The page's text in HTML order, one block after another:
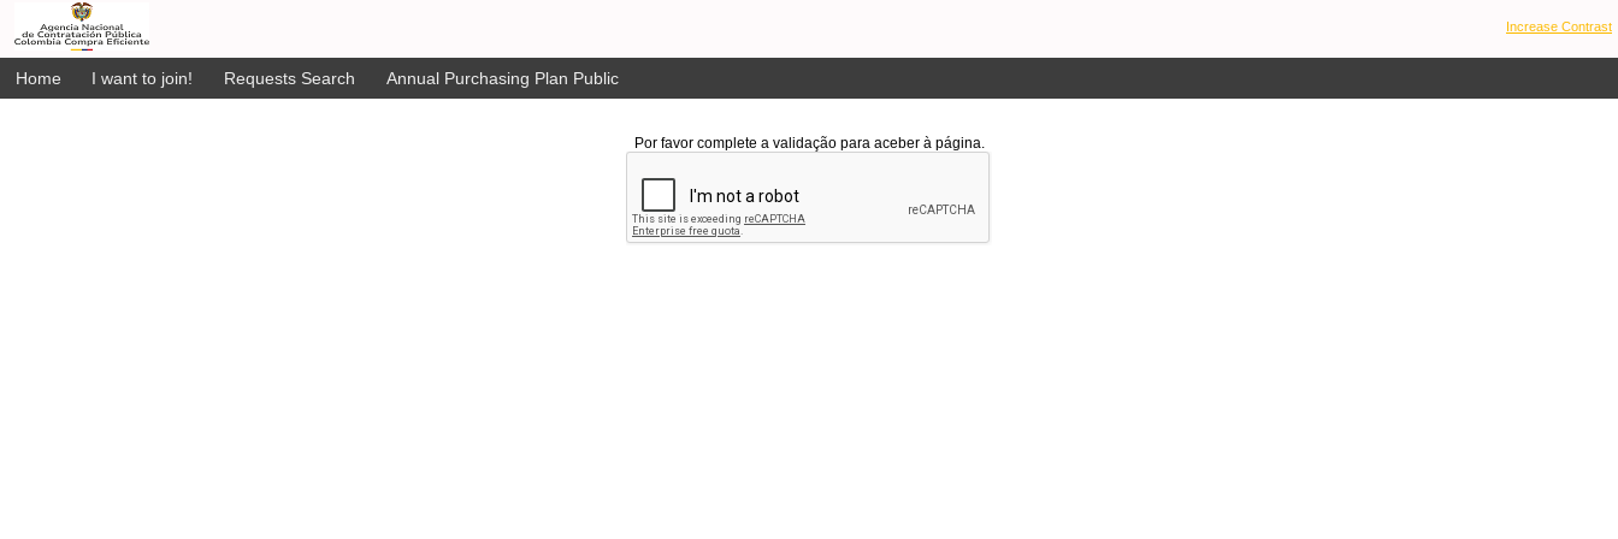
Increase Contrast
Home I want to join! Requests Search Annual Purchasing Plan Public
Por favor complete a validação para aceber à página.